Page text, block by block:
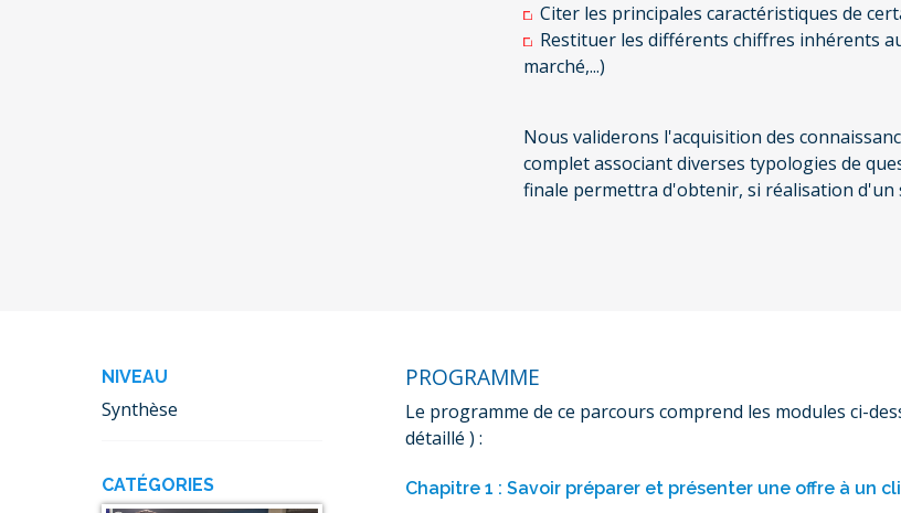
Citer les principales caractéristiques de
Restituer les différents chiffres inhérents
marché,...)
Nous validerons l'acquisition des
complet associant diverses typologies de
finale permettra d'obtenir, si réalisation d'un
NIVEAU
Synthèse
CATÉGORIES
PROGRAMME
Le programme de ce parcours comprend les modules ci-
détaillé ) :
Chapitre 1 : Savoir préparer et présenter une offre à un